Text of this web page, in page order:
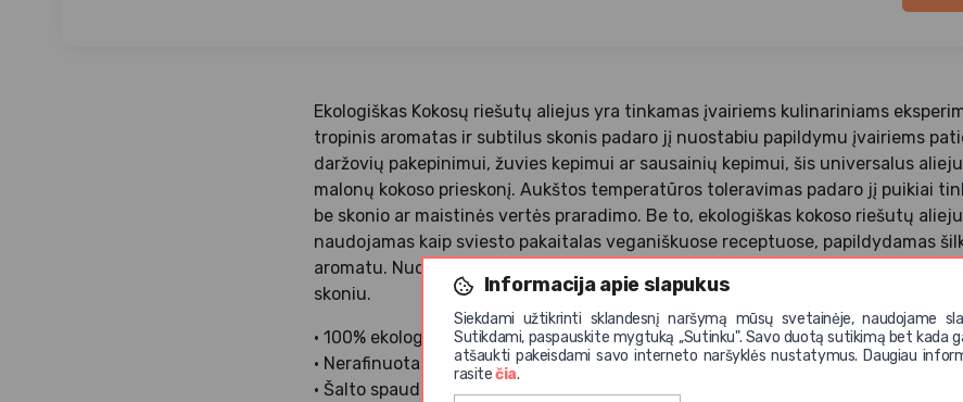
Informacija apie slapukus
Siekdami užtikrinti sklandesnį naršymą mūsų svetainėje, naudojame
Sutikdami, paspauskite mygtuką ,,Sutinku". Savo duotą sutikimą bet kada
atšaukti pakeisdami savo interneto naršyklės nustatymus. Daugiau
rasitečia.
Ekologiškas Kokosų riešutų aliejus yra tinkamas įvairiems kulinariniams
tropinis aromatas ir subtilus skonis padaro jį nuostabiu papildymu įvairiems
daržovių pakepinimui, žuvies kepimui ar sausainių kepimui, šis universalus
malonų kokoso prieskonį. Aukštos temperatūros toleravimas padaro jį puikiai
be skonio ar maistinės vertės praradimo. Be to, ekologiškas kokoso riešutų
naudojamas kaip sviesto pakaitalas veganiškuose receptuose, papildydamas
aromatu. Nuo sūrių iki saldžių, šis kulinarinis brangakmenis papildo bet kurį
skoniu.
• 100% ekologiškas produktas;
• Nerafinuotas;
• Šalto spaudimo;